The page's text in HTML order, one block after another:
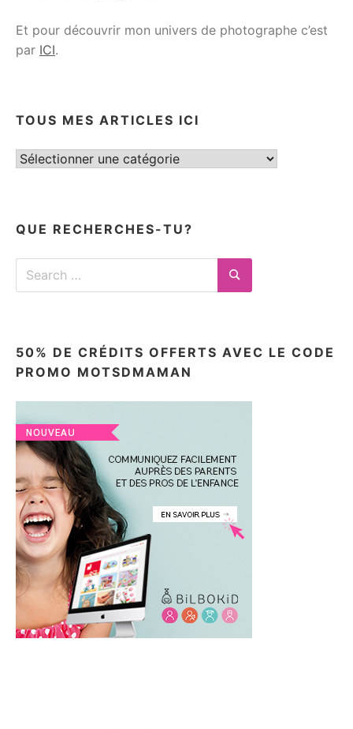
Et pour découvrir mon univers de photographe c’est
par ICI.
TOUS MES ARTICLES ICI
Tous
QUE RECHERCHES-TU?
Search
Search
50% DE CRÉDITS OFFERTS AVEC LE CODE
PROMO MOTSDMAMAN